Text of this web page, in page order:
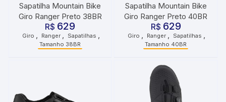
Sapatilha Mountain Bike
Giro Ranger Preto 38BR
R$ 629
Giro , Ranger , Sapatilhas ,
Tamanho 38BR
Sapatilha Mountain Bike
Giro Ranger Preto 40BR
R$ 629
Giro , Ranger , Sapatilhas ,
Tamanho 40BR